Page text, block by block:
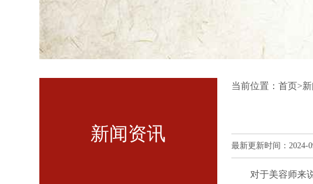
新闻资讯
当前位置： 首页>
最新更新时间：2024-
对于美容师来